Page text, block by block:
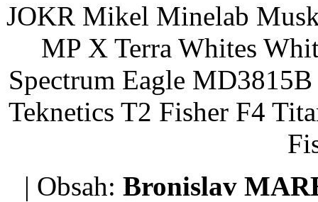
JOKR Mikel Minelab
MP X Terra Whites
Spectrum Eagle
Teknetics T2 Fisher F4
| Obsah: Bronislav